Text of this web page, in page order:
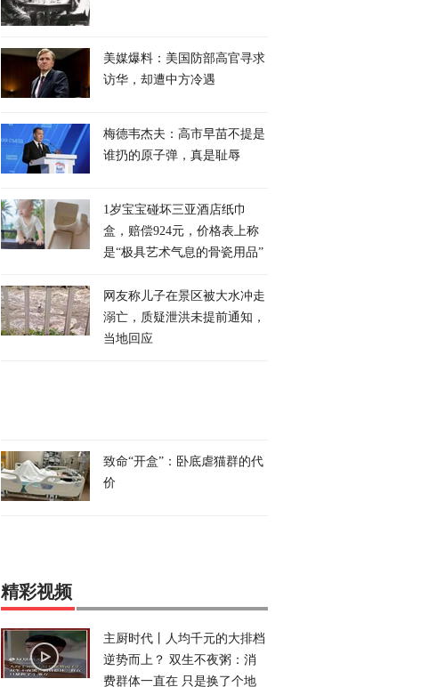
美媒爆料：美国防部高官寻求
访华，却遭中方冷遇
梅德韦杰夫：高市早苗不提是
谁扔的原子弹，真是耻辱
1岁宝宝碰坏三亚酒店纸巾
盒，赔偿924元，价格表上称
是“极具艺术气息的骨瓷用品”
网友称儿子在景区被大水冲走
溺亡，质疑泄洪未提前通知，
当地回应
致命“开盒”：卧底虐猫群的代
价
精彩视频
主厨时代丨人均千元的大排档
逆势而上？ 双生不夜粥：消
费群体一直在 只是换了个地